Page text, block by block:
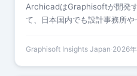
ArchicadはGraphisoftが開発
て、日本国内でも設計事務所
Graphisoft Insights Japan 2026